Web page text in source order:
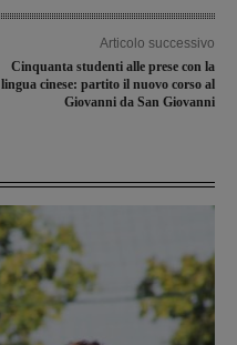
Articolo successivo
Cinquanta studenti alle prese con la
lingua cinese: partito il nuovo corso al
Giovanni da San Giovanni